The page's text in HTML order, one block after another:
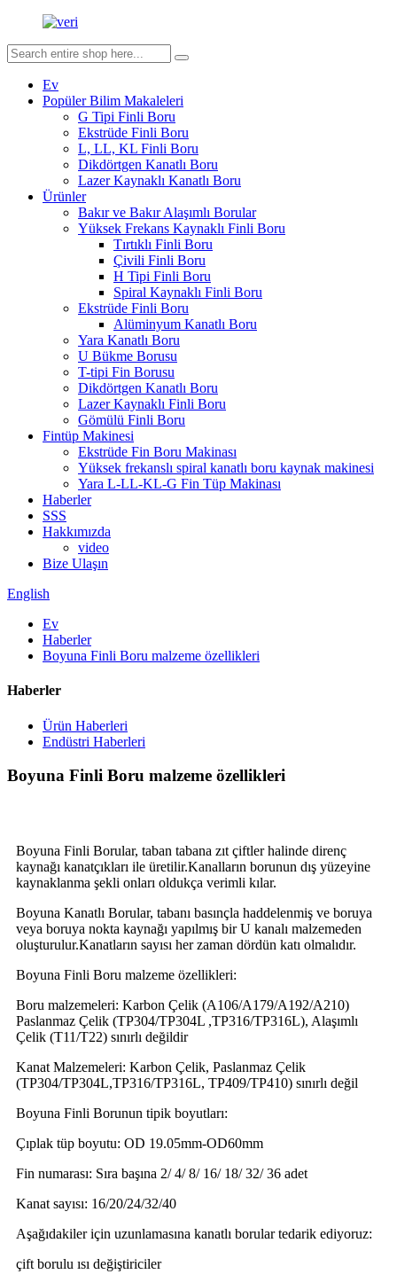
Ev
Popüler Bilim Makaleleri
G Tipi Finli Boru
Ekstrüde Finli Boru
L, LL, KL Finli Boru
Dikdörtgen Kanatlı Boru
Lazer Kaynaklı Kanatlı Boru
Ürünler
Bakır ve Bakır Alaşımlı Borular
Yüksek Frekans Kaynaklı Finli Boru
Tırtıklı Finli Boru
Çivili Finli Boru
H Tipi Finli Boru
Spiral Kaynaklı Finli Boru
Ekstrüde Finli Boru
Alüminyum Kanatlı Boru
Yara Kanatlı Boru
U Bükme Borusu
T-tipi Fin Borusu
Dikdörtgen Kanatlı Boru
Lazer Kaynaklı Finli Boru
Gömülü Finli Boru
Fintüp Makinesi
Ekstrüde Fin Boru Makinası
Yüksek frekanslı spiral kanatlı boru kaynak makinesi
Yara L-LL-KL-G Fin Tüp Makinası
Haberler
SSS
Hakkımızda
video
Bize Ulaşın
English
Ev
Haberler
Boyuna Finli Boru malzeme özellikleri
Haberler
Ürün Haberleri
Endüstri Haberleri
Boyuna Finli Boru malzeme özellikleri
Boyuna Finli Borular, taban tabana zıt çiftler halinde direnç
kaynağı kanatçıkları ile üretilir.Kanalların borunun dış yüzeyine
kaynaklanma şekli onları oldukça verimli kılar.
Boyuna Kanatlı Borular, tabanı basınçla haddelenmiş ve boruya
veya boruya nokta kaynağı yapılmış bir U kanalı malzemeden
oluşturulur.Kanatların sayısı her zaman dördün katı olmalıdır.
Boyuna Finli Boru malzeme özellikleri:
Boru malzemeleri: Karbon Çelik (A106/A179/A192/A210)
Paslanmaz Çelik (TP304/TP304L ,TP316/TP316L), Alaşımlı
Çelik (T11/T22) sınırlı değildir
Kanat Malzemeleri: Karbon Çelik, Paslanmaz Çelik
(TP304/TP304L,TP316/TP316L, TP409/TP410) sınırlı değil
Boyuna Finli Borunun tipik boyutları:
Çıplak tüp boyutu: OD 19.05mm-OD60mm
Fin numarası: Sıra başına 2/ 4/ 8/ 16/ 18/ 32/ 36 adet
Kanat sayısı: 16/20/24/32/40
Aşağıdakiler için uzunlamasına kanatlı borular tedarik ediyoruz:
çift ​​borulu ısı değiştiriciler